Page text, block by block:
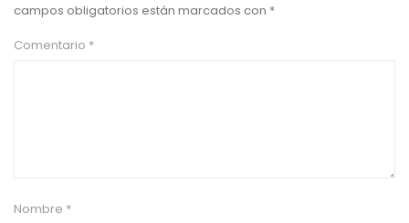
campos obligatorios están marcados con *
Comentario *
Nombre *